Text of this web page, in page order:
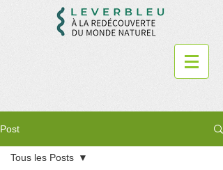
Post
Tous les Posts